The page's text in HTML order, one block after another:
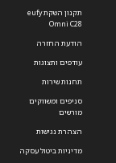
תקנון השקת eufy
Omni C28
הודעת החזרה
עודפים ותצוגות
תחנות שירות
סניפים ומשווקים
מורשים
הצהרת נגישות
מדיניות ביטול עסקה